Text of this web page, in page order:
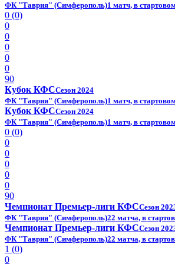
ФК "Таврия" (Симферополь)1 матч, в
0 (0)
0
0
0
0
0
90
Кубок КФССезон 2024
ФК "Таврия" (Симферополь)1 матч, в
Кубок КФССезон 2024
ФК "Таврия" (Симферополь)1 матч, в
0 (0)
0
0
0
0
0
90
Чемпионат Премьер-лиги КФССезон
ФК "Таврия" (Симферополь)22 матча, в
Чемпионат Премьер-лиги КФССезон
ФК "Таврия" (Симферополь)22 матча, в
1 (0)
0